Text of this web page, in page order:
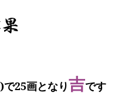
25画となり吉です